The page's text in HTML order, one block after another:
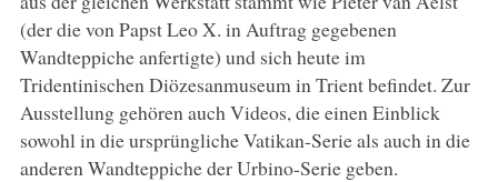
(der die von Papst Leo X. in Auftrag gegebenen
Wandteppiche anfertigte) und sich heute im
Tridentinischen Diözesanmuseum in Trient befindet. Zur
Ausstellung gehören auch Videos, die einen Einblick
sowohl in die ursprüngliche Vatikan-Serie als auch in die
anderen Wandteppiche der Urbino-Serie geben.